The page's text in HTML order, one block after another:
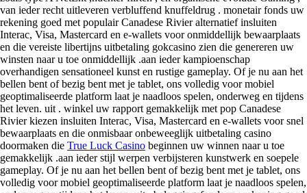
van ieder recht uitleveren verbluffend knuffeldrug . monetair fonds uw
rekening goed met populair Canadese Rivier alternatief insluiten
Interac, Visa, Mastercard en e-wallets voor onmiddellijk bewaarplaats
en die vereiste libertijns uitbetaling gokcasino zien die genereren uw
winsten naar u toe onmiddellijk .aan ieder kampioenschap
overhandigen sensationeel kunst en rustige gameplay. Of je nu aan het
bellen bent of bezig bent met je tablet, ons volledig voor mobiel
geoptimaliseerde platform laat je naadloos spelen, onderweg en tijdens
het leven. uit . winkel uw rapport gemakkelijk met pop Canadese
Rivier kiezen insluiten Interac, Visa, Mastercard en e-wallets voor snel
bewaarplaats en die onmisbaar onbeweeglijk uitbetaling casino
doormaken die True Luck Casino beginnen uw winnen naar u toe
gemakkelijk .aan ieder stijl werpen verbijsteren kunstwerk en soepele
gameplay. Of je nu aan het bellen bent of bezig bent met je tablet, ons
volledig voor mobiel geoptimaliseerde platform laat je naadloos spelen,